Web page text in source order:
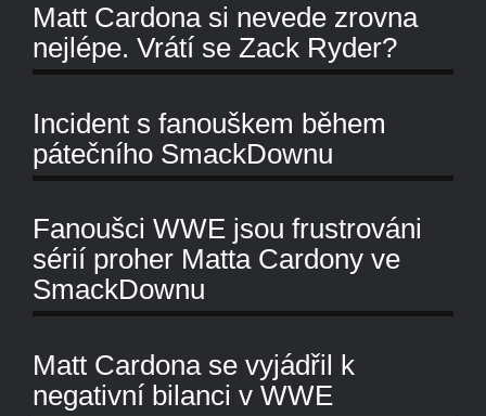
Matt Cardona si nevede zrovna
nejlépe. Vrátí se Zack Ryder?
Incident s fanouškem během
pátečního SmackDownu
Fanoušci WWE jsou frustrováni
sérií proher Matta Cardony ve
SmackDownu
Matt Cardona se vyjádřil k
negativní bilanci v WWE